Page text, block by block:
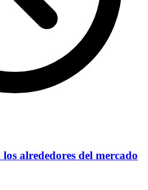
alrededores del mercado